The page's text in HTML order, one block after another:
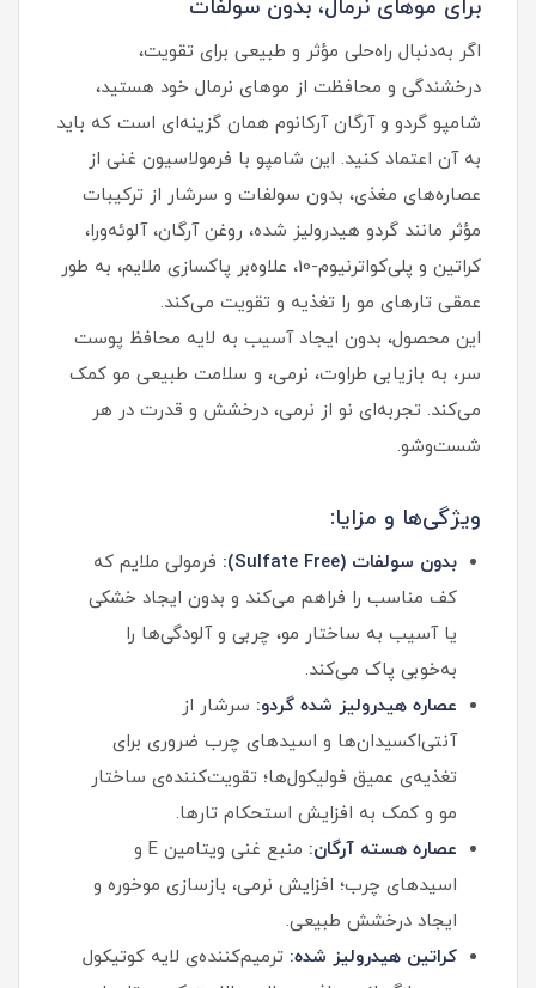
برای موهای نرمال، بدون سولفات
اگر به‌دنبال راه‌حلی مؤثر و طبیعی برای تقویت،
درخشندگی و محافظت از موهای نرمال خود هستید،
شامپو گردو و آرگان آرکانوم همان گزینه‌ای است که باید
به آن اعتماد کنید. این شامپو با فرمولاسیون غنی از
عصاره‌های مغذی، بدون سولفات و سرشار از ترکیبات
مؤثر مانند گردو هیدرولیز شده، روغن آرگان، آلوئه‌ورا،
کراتین و پلی‌کواترنیوم-10، علاوه‌بر پاکسازی ملایم، به طور
عمقی تارهای مو را تغذیه و تقویت می‌کند.
این محصول، بدون ایجاد آسیب به لایه محافظ پوست
سر، به بازیابی طراوت، نرمی، و سلامت طبیعی مو کمک
می‌کند. تجربه‌ای نو از نرمی، درخشش و قدرت در هر
شست‌وشو.
ویژگی‌ها و مزایا:
بدون سولفات (Sulfate Free):
فرمولی ملایم که
کف مناسب را فراهم می‌کند و بدون ایجاد خشکی
یا آسیب به ساختار مو، چربی و آلودگی‌ها را
به‌خوبی پاک می‌کند.
عصاره هیدرولیز شده گردو: سرشار از
آنتی‌اکسیدان‌ها و اسیدهای چرب ضروری برای
تغذیه‌ی عمیق فولیکول‌ها؛ تقویت‌کننده‌ی ساختار
مو و کمک به افزایش استحکام تارها.
عصاره هسته آرگان:
منبع غنی ویتامین E و
اسیدهای چرب؛ افزایش نرمی، بازسازی موخوره و
ایجاد درخشش طبیعی.
کراتین هیدرولیز شده: ترمیم‌کننده‌ی لایه کوتیکول